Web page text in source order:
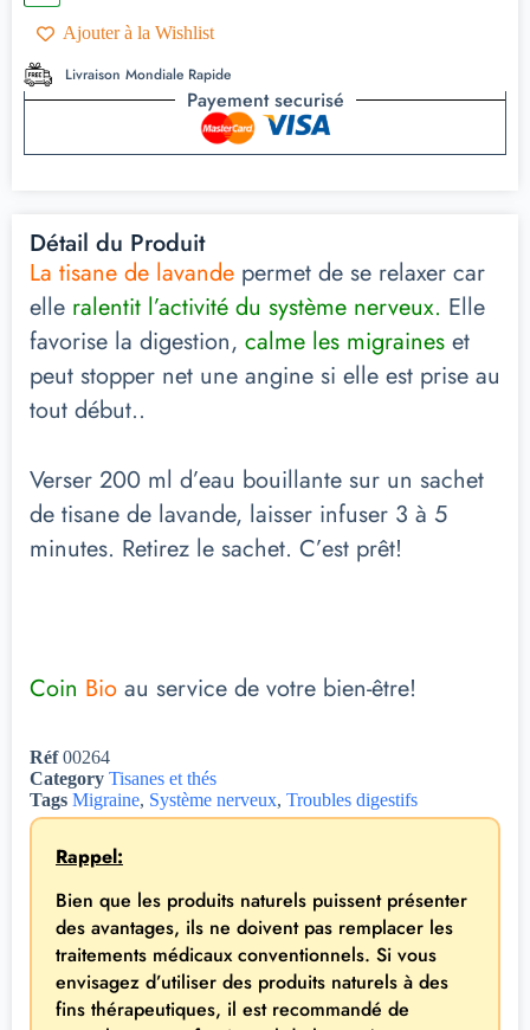
Ajouter à la Wishlist
Livraison Mondiale Rapide
Payement securisé
Détail du Produit
La tisane de lavande permet de se relaxer car
elle ralentit l’activité du système nerveux. Elle
favorise la digestion, calme les migraines et
peut stopper net une angine si elle est prise au
tout début..
Verser 200 ml d’eau bouillante sur un sachet
de tisane de lavande, laisser infuser 3 à 5
minutes. Retirez le sachet. C’est prêt!
Coin Bio au service de votre bien-être!
Réf00264
Category Tisanes et thés
Tags Migraine, Système nerveux, Troubles digestifs
Rappel:
Bien que les produits naturels puissent présenter
des avantages, ils ne doivent pas remplacer les
traitements médicaux conventionnels. Si vous
envisagez d’utiliser des produits naturels à des
fins thérapeutiques, il est recommandé de